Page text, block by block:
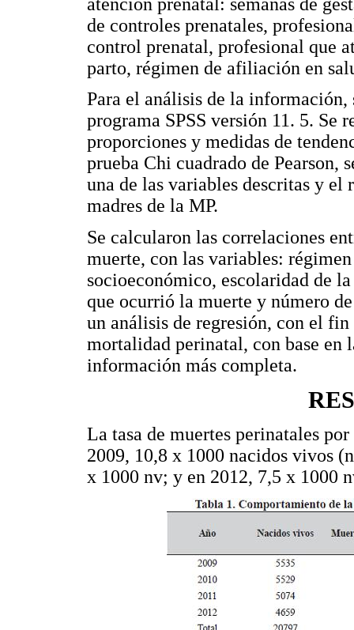
de controles prenatales,
control prenatal, profesional que
parto, régimen de afiliación en
Para el análisis de la información,
programa SPSS versión 11. 5.
proporciones y medidas de
prueba Chi cuadrado de Pearson,
una de las variables descritas y el
madres de la MP.
Se calcularon las correlaciones
muerte, con las variables:
socioeconómico, escolaridad de
que ocurrió la muerte y número
un análisis de regresión, con el
mortalidad perinatal, con base en
información más completa.
La tasa de muertes perinatales
2009, 10,8 x 1000 nacidos vivos
x 1000 nv; y en 2012, 7,5 x 1000